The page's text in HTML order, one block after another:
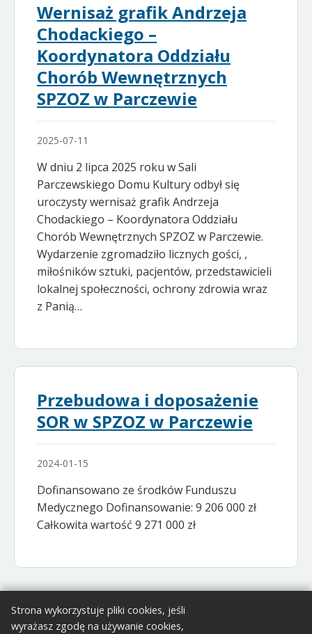
Wernisaż grafik Andrzeja
Chodackiego –
Koordynatora Oddziału
Chorób Wewnętrznych
SPZOZ w Parczewie
2025-07-11
W dniu 2 lipca 2025 roku w Sali
Parczewskiego Domu Kultury odbył się
uroczysty wernisaż grafik Andrzeja
Chodackiego – Koordynatora Oddziału
Chorób Wewnętrznych SPZOZ w Parczewie.
Wydarzenie zgromadziło licznych gości, ,
miłośników sztuki, pacjentów, przedstawicieli
lokalnej społeczności, ochrony zdrowia wraz
z Panią…
Przebudowa i doposażenie
SOR w SPZOZ w Parczewie
2024-01-15
Dofinansowano ze środków Funduszu
Medycznego Dofinansowanie: 9 206 000 zł
Całkowita wartość 9 271 000 zł
Strona wykorzystuje pliki cookies, jeśli
wyrażasz zgodę na używanie cookies,